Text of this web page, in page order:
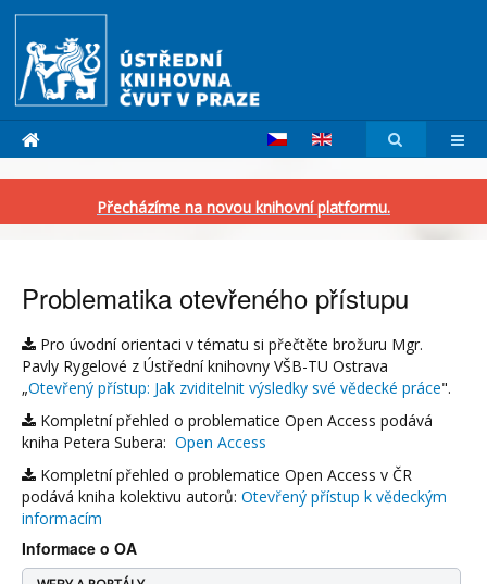
Přecházíme na novou knihovní platformu.
Problematika otevřeného přístupu
Pro úvodní orientaci v tématu si přečtěte brožuru Mgr.
Pavly Rygelové z Ústřední knihovny VŠB-TU Ostrava
„Otevřený přístup: Jak zviditelnit výsledky své vědecké práce".
Kompletní přehled o problematice Open Access podává
kniha Petera Subera: Open Access
Kompletní přehled o problematice Open Access v ČR
podává kniha kolektivu autorů: Otevřený přístup k vědeckým
informacím
Informace o OA